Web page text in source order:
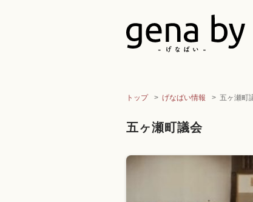
トップ げなばい情報 五ヶ瀬町
五ヶ瀬町議会